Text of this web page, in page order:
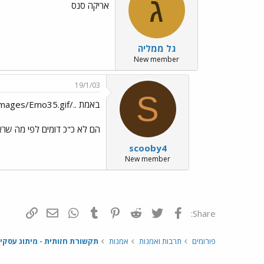
ג
גל ממליה
New member
אריקה סנס
S
scooby4
New member
19/1/03
באמת ../images/Emo35.gif
הם לא כ"כ דומים לפי מה
Share: פייסבוק Twitter
Reddit
Pinterest
Tumblr
WhatsAppדואר אלקטרוני
פורומים תרבות ואמנות אמנות תקשורת חזותית - מיתוג עסקי